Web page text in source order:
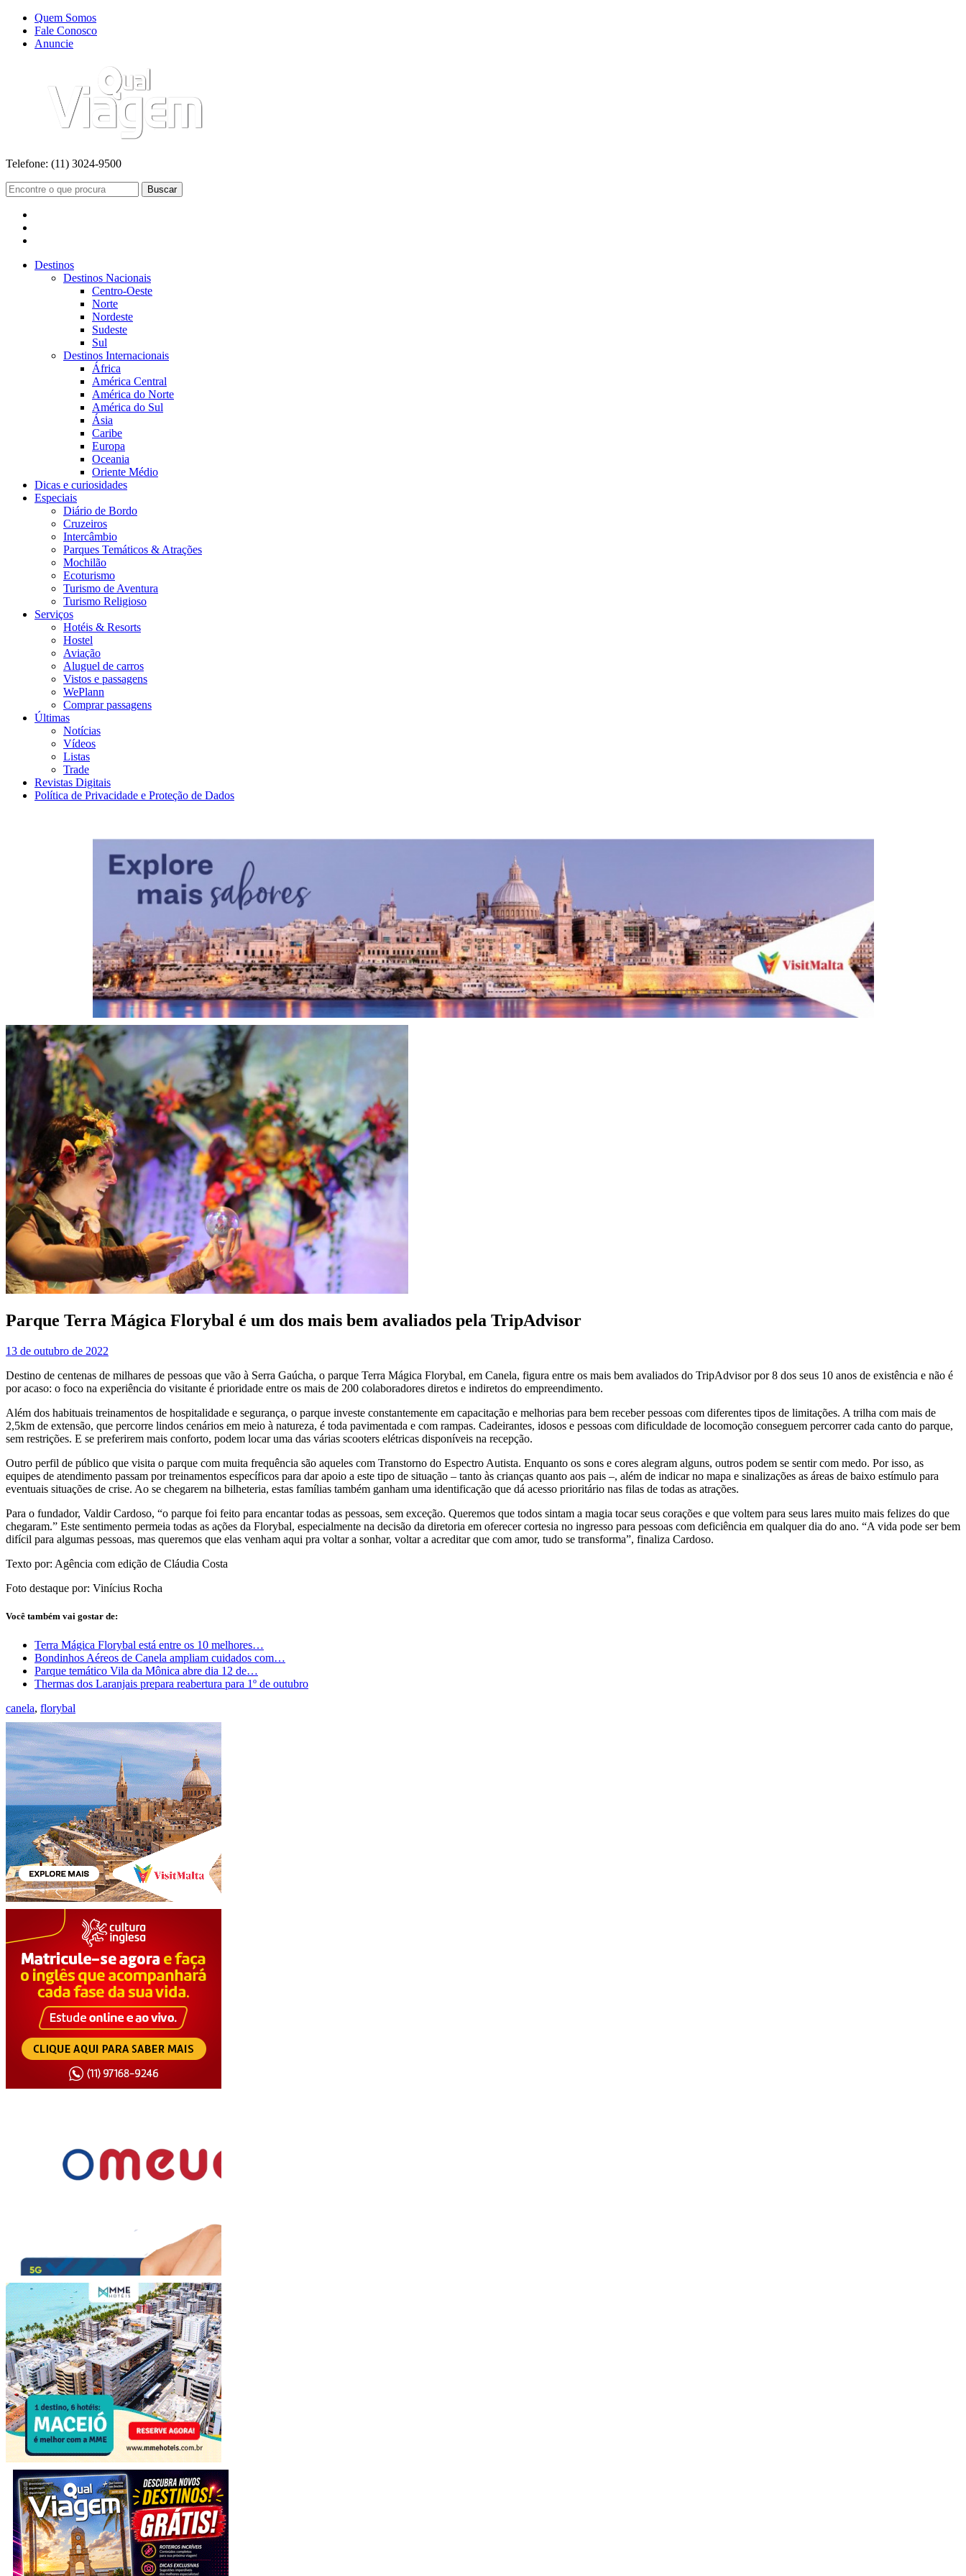
Quem Somos
Fale Conosco
Anuncie
Telefone: (11) 3024-9500
Buscar
Destinos
Destinos Nacionais
Centro-Oeste
Norte
Nordeste
Sudeste
Sul
Destinos Internacionais
África
América Central
América do Norte
América do Sul
Ásia
Caribe
Europa
Oceania
Oriente Médio
Dicas e curiosidades
Especiais
Diário de Bordo
Cruzeiros
Intercâmbio
Parques Temáticos & Atrações
Mochilão
Ecoturismo
Turismo de Aventura
Turismo Religioso
Serviços
Hotéis & Resorts
Hostel
Aviação
Aluguel de carros
Vistos e passagens
WePlann
Comprar passagens
Últimas
Notícias
Vídeos
Listas
Trade
Revistas Digitais
Política de Privacidade e Proteção de Dados
Parque Terra Mágica Florybal é um dos mais bem avaliados pela TripAdvisor
13 de outubro de 2022
Destino de centenas de milhares de pessoas que vão à Serra Gaúcha, o parque Terra Mágica Florybal, em Canela, figura entre os mais bem avaliados do TripAdvisor por 8 dos seus 10 anos de existência e não é
por acaso: o foco na experiência do visitante é prioridade entre os mais de 200 colaboradores diretos e indiretos do empreendimento.
Além dos habituais treinamentos de hospitalidade e segurança, o parque investe constantemente em capacitação e melhorias para bem receber pessoas com diferentes tipos de limitações. A trilha com mais de
2,5km de extensão, que percorre lindos cenários em meio à natureza, é toda pavimentada e com rampas. Cadeirantes, idosos e pessoas com dificuldade de locomoção conseguem percorrer cada canto do parque,
sem restrições. E se preferirem mais conforto, podem locar uma das várias scooters elétricas disponíveis na recepção.
Outro perfil de público que visita o parque com muita frequência são aqueles com Transtorno do Espectro Autista. Enquanto os sons e cores alegram alguns, outros podem se sentir com medo. Por isso, as
equipes de atendimento passam por treinamentos específicos para dar apoio a este tipo de situação – tanto às crianças quanto aos pais –, além de indicar no mapa e sinalizações as áreas de baixo estímulo para
eventuais situações de crise. Ao se chegarem na bilheteria, estas famílias também ganham uma identificação que dá acesso prioritário nas filas de todas as atrações.
Para o fundador, Valdir Cardoso, “o parque foi feito para encantar todas as pessoas, sem exceção. Queremos que todos sintam a magia tocar seus corações e que voltem para seus lares muito mais felizes do que
chegaram.” Este sentimento permeia todas as ações da Florybal, especialmente na decisão da diretoria em oferecer cortesia no ingresso para pessoas com deficiência em qualquer dia do ano. “A vida pode ser bem
difícil para algumas pessoas, mas queremos que elas venham aqui pra voltar a sonhar, voltar a acreditar que com amor, tudo se transforma”, finaliza Cardoso.
Texto por: Agência com edição de Cláudia Costa
Foto destaque por: Vinícius Rocha
Você também vai gostar de:
Terra Mágica Florybal está entre os 10 melhores…
Bondinhos Aéreos de Canela ampliam cuidados com…
Parque temático Vila da Mônica abre dia 12 de…
Thermas dos Laranjais prepara reabertura para 1º de outubro
canela, florybal